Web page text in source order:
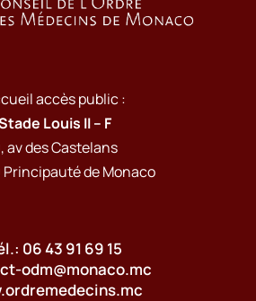
accès public :
Louis II – F
av des Castelans
Principauté de Monaco
06 43 91 69 15
odm@monaco.mc